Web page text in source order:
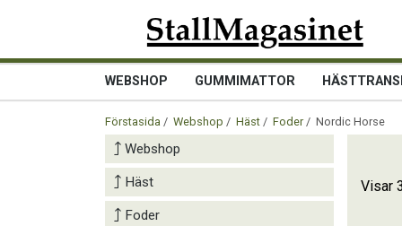
WEBSHOP GUMMIMATTOR
Förstasida / Webshop / Häst / Foder/ Nordic Horse
Webshop
Häst
Foder
Visar